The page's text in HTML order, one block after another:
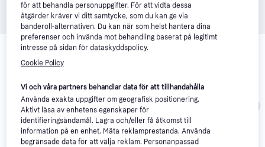
Relaterade produkter
Vi har plockat fram ett urval av produkter som kanske skulle
för att behandla personuppgifter. För att vidta dessa
åtgärder kräver vi ditt samtycke, som du kan ge via
banderoll-alternativen. Du kan när som helst hantera dina
preferenser och invända mot behandling baserat på legitimt
intresse på sidan för dataskyddspolicy.
Cookie Policy
Vi och våra partners behandlar data för att tillhandahålla
Använda exakta uppgifter om geografisk positionering.
Aktivt läsa av enhetens egenskaper för
identifieringsändamål. Lagra och/eller få åtkomst till
information på en enhet. Mäta reklamprestanda. Använda
begränsade data för att välja reklam. Personanpassad